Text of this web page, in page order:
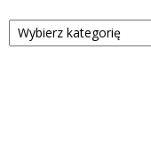
Kategorie